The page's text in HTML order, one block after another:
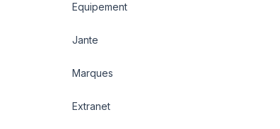
Equipement
Jante
Marques
Extranet